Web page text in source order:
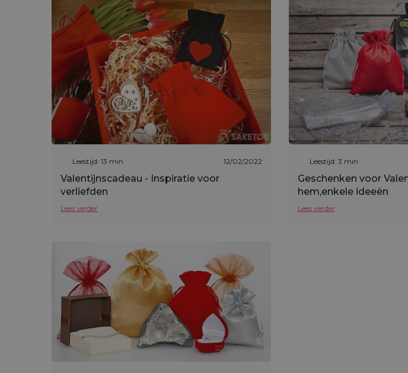
Leestijd: 13 min 12/02/2022
Valentijnscadeau - Inspiratie voor
verliefden
Lees verder
Leestijd: 3 min
Geschenken voor
hem,enkele ideeën
Lees verder